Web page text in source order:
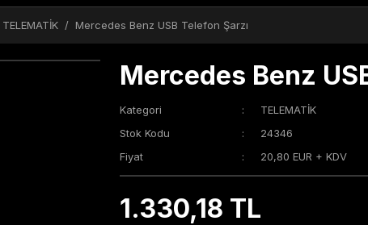
TELEMATİK Mercedes Benz USB Telefon Şarzı
Mercedes Benz
Kategori
TELEMATİK
Stok Kodu
24346
Fiyat
20,80 EUR + KDV
1.330,18 TL